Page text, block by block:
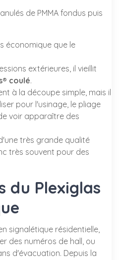
de PMMA fondus puis
économique que le
extérieures, il vieillit
coulé.
à la découpe simple, mais il
pour l'usinage, le pliage
voir apparaître des
très grande qualité
très souvent pour des
du Plexiglas
signalétique résidentielle,
des numéros de hall, ou
d'évacuation. Depuis la